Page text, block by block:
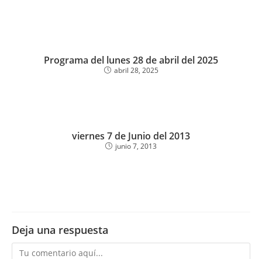
Programa del lunes 28 de abril del 2025
abril 28, 2025
viernes 7 de Junio del 2013
junio 7, 2013
Deja una respuesta
Comentario